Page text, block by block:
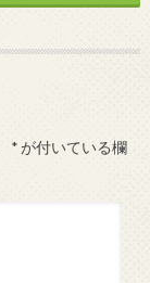
*が付いている欄